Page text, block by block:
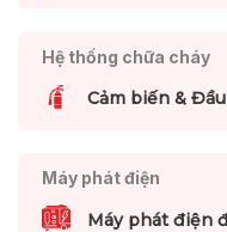
Hệ thống chữa cháy
Cảm biến &
Máy phát điện
Máy phát điện